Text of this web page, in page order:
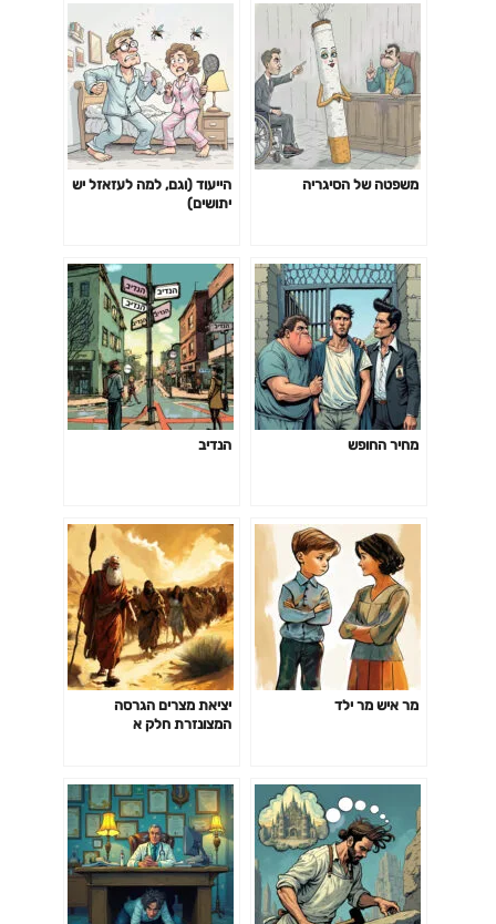
משפטה של הסיגריה
הייעוד (וגם, למה לעזאזל יש
יתושים)
מחיר החופש הנדיב
מר איש מר ילד
יציאת מצרים הגרסה
המצונזרת חלק א